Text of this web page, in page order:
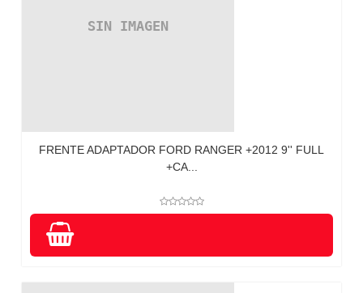
FRENTE ADAPTADOR FORD RANGER +2012 9'' FULL
+CA...